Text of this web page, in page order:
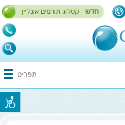
חדש- קטלוג תורמים אונליין
תפריט